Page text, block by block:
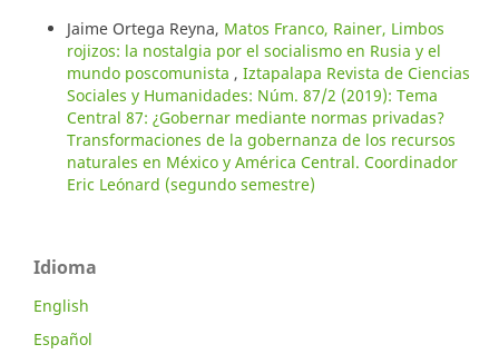
Jaime Ortega Reyna, Matos Franco, Rainer, Limbos
rojizos: la nostalgia por el socialismo en Rusia y el
mundo poscomunista , Iztapalapa Revista de Ciencias
Sociales y Humanidades: Núm. 87/2 (2019): Tema
Central 87: ¿Gobernar mediante normas privadas?
Transformaciones de la gobernanza de los recursos
naturales en México y América Central. Coordinador
Eric Leónard (segundo semestre)
Idioma
English
Español